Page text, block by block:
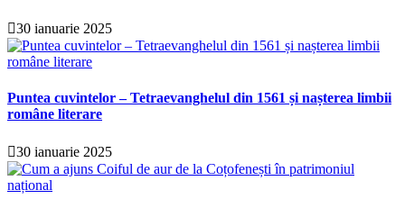
30 ianuarie 2025
Puntea cuvintelor – Tetraevanghelul din 1561 și nașterea limbii
române literare
30 ianuarie 2025